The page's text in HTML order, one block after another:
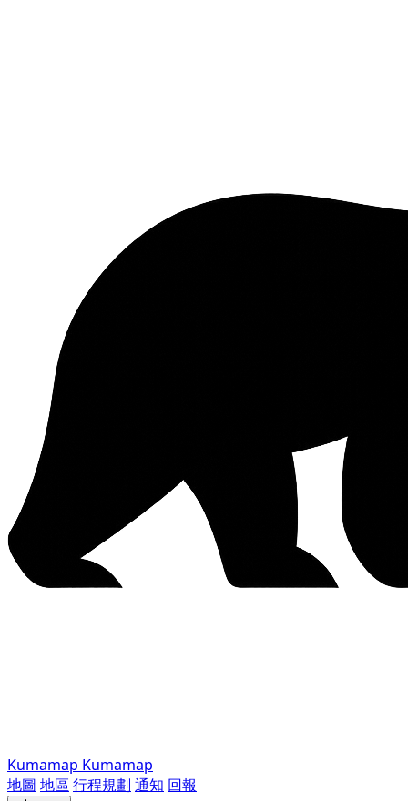
Kumamap Kumamap
地圖 地區 行程規劃 通知 回報